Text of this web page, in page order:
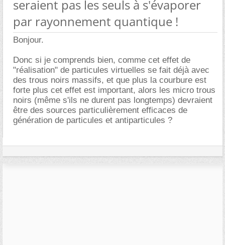
seraient pas les seuls à s'évaporer
par rayonnement quantique !
Bonjour.
Donc si je comprends bien, comme cet effet de
"réalisation" de particules virtuelles se fait déjà avec
des trous noirs massifs, et que plus la courbure est
forte plus cet effet est important, alors les micro trous
noirs (même s'ils ne durent pas longtemps) devraient
être des sources particulièrement efficaces de
génération de particules et antiparticules ?